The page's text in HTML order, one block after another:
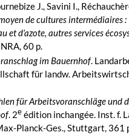
J., Savini I.,
de cultures intermédiaires :
et d’azote, autres services
60 p.
im Bauernhof.
für landw.
für Arbeitsvoranschläge und
. 2eédition inchangée. Inst. f.
Planck-Ges., Stuttgart, 361